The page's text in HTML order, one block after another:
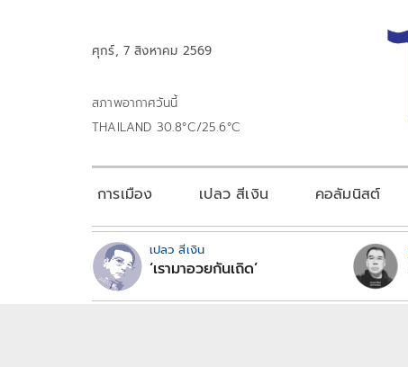
ศุกร์, 7 สิงหาคม 2569
สภาพอากาศวันนี้
THAILAND 30.8°C/25.6°C
การเมือง เปลว สีเงิน คอลัมนิสต์
เปลว สีเงิน
‘เรามาอวยกันเถิด’